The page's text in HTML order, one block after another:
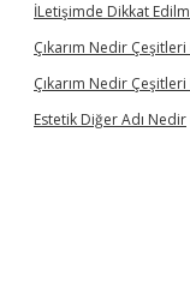
İLetişimde Dikkat
Çıkarım Nedir
Çıkarım Nedir
Estetik Diğer Adı Nedir